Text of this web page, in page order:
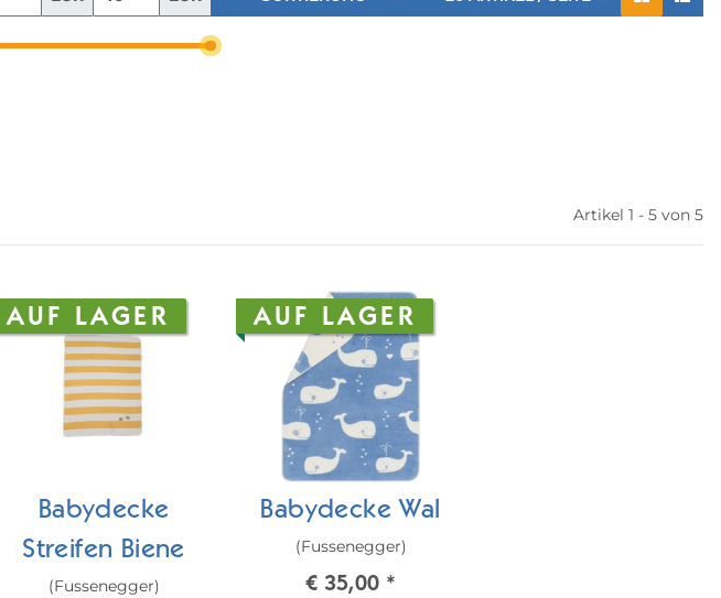
Artikel 1 - 5 von 5
AUF LAGER
Babydecke
Streifen Biene
(Fussenegger)
AUF LAGER
Babydecke Wal
(Fussenegger)
€ 35,00 *